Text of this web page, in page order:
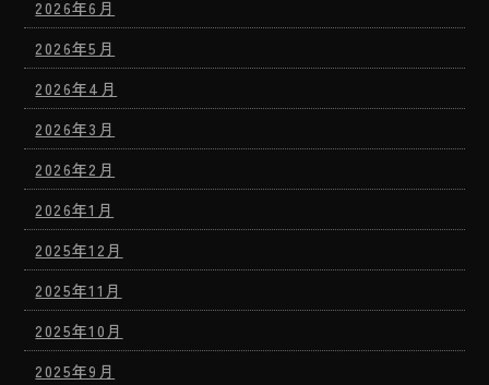
2026年6月
2026年5月
2026年4月
2026年3月
2026年2月
2026年1月
2025年12月
2025年11月
2025年10月
2025年9月